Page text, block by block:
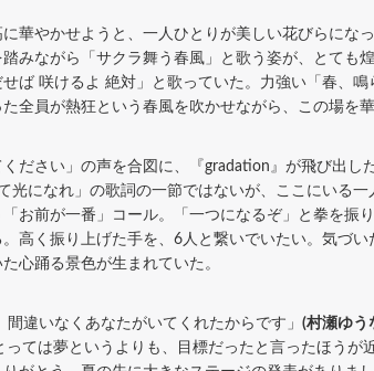
やかせようと、一人ひとりが美しい花びらにな
みながら「サクラ舞う春風」と歌う姿が、とても
ば 咲けるよ 絶対」と歌っていた。力強い「春、
全員が熱狂という春風を吹かせながら、この場を
ださい」の声を合図に、『gradation』が飛び出し
になれ」の歌詞の一節ではないが、ここにいる一
お前が一番」コール。「一つになるぞ」と拳を振
高く振り上げた手を、6人と繋いでいたい。気づ
心踊る景色が生まれていた。
違いなくあなたがいてくれたからです」 (村瀬ゆう
ては夢というよりも、目標だったと言ったほうが